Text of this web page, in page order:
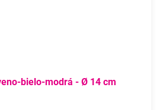
bielo-modrá - Ø 14 cm